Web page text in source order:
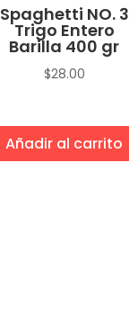
Spaghetti NO. 3
Trigo Entero
Barilla 400 gr
$28.00
Añadir al carrito